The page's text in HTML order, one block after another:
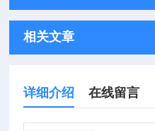
相关文章
详细介绍 在线留言